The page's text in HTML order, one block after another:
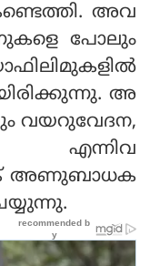
അവ
പോലും
അ
വയറുവേദന,
എന്നിവ
അണുബാധക